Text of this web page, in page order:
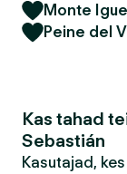
Monte
Peine del
Kas tahad
Sebastián
Kasutajad,